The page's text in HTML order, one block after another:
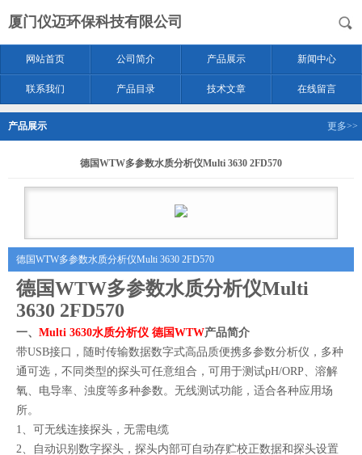
厦门仪迈环保科技有限公司
网站首页 公司简介 产品展示 新闻中心
联系我们 产品目录 技术文章 在线留言
产品展示 更多>>
德国WTW多参数水质分析仪Multi 3630 2FD570
德国WTW多参数水质分析仪Multi 3630 2FD570
德国WTW多参数水质分析仪Multi
3630 2FD570
一、 Multi 3630水质分析仪 德国WTW产品简介
带USB接口，随时传输数据数字式高品质便携多参数分析仪，多种
通可选，不同类型的探头可任意组合，可用于测试pH/ORP、溶解
氧、电导率、浊度等多种参数。无线测试功能，适合各种应用场
所。
1、可无线连接探头，无需电缆
2、自动识别数字探头，探头内部可自动存贮校正数据和探头设置